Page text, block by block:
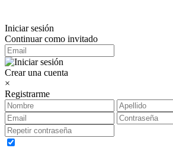
Iniciar sesión
Continuar como invitado
Crear una cuenta
×
Registrarme